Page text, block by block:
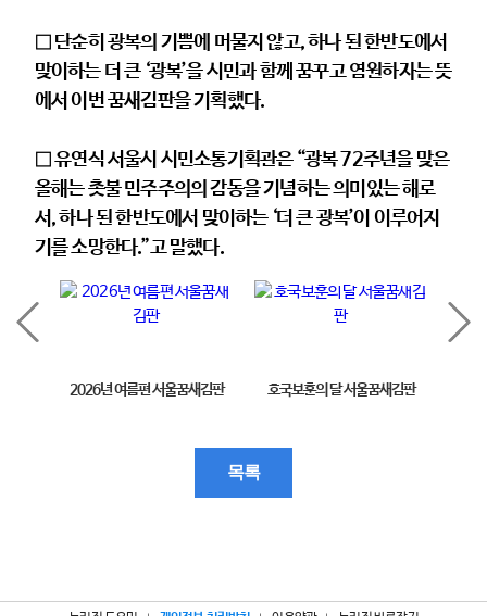
□ 단순히 광복의 기쁨에 머물지 않고, 하나 된 한반도에서
맞이하는 더 큰 ‘광복’을 시민과 함께 꿈꾸고 염원하자는 뜻
에서 이번 꿈새김판을 기획했다.
□ 유연식 서울시 시민소통기획관은 “광복 72주년을 맞은
올해는 촛불 민주주의의 감동을 기념하는 의미있는 해로
서, 하나 된 한반도에서 맞이하는 ‘더 큰 광복’이 이루어지
기를 소망한다.”고 말했다.
2026년 여름편 서울꿈새김판 호국보훈의 달 서울꿈새김판
목록